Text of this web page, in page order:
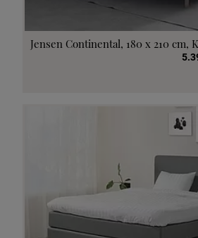
Jensen Continental, 180 x 210 cm,